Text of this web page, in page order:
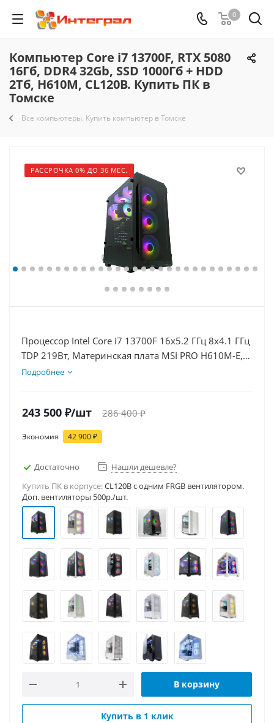
0
Компьютер Core i7 13700F, RTX 5080
16Гб, DDR4 32Gb, SSD 1000Гб + HDD
2Тб, H610M, CL120B. Купить ПК в
Томске
Все компьютеры. Купить компьютер в Томске
РАССРОЧКА 0% ДО 36 МЕС.
Процессор Intel Core i7 13700F 16x5.2 ГГц 8x4.1 ГГц
TDP 219Вт, Материнская плата MSI PRO H610M-E,
Видеокарта RTX 5080 16Гб, Память DDR4 32Gb,
Подробнее
243 500 ₽/шт 286 400₽
Экономия 42 900₽
Достаточно
Нашли дешевле?
Купить ПК в корпусе:CL120B c одним FRGB вентилятором.
Доп. вентиляторы 500р./шт.
В корзину
Купить в 1 клик